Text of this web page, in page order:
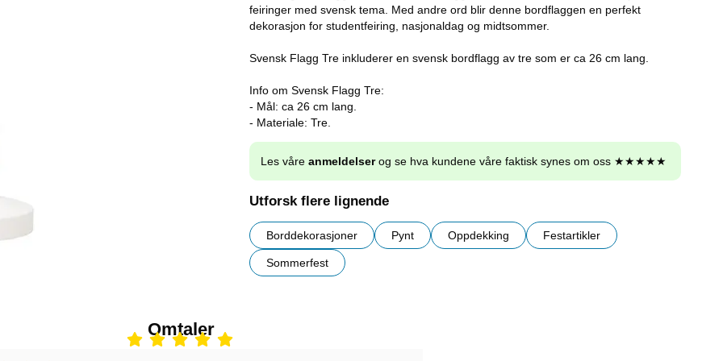
feiringer med svensk tema. Med andre ord blir denne bordflaggen en perfekt
dekorasjon for studentfeiring, nasjonaldag og midtsommer.
Svensk Flagg Tre inkluderer en svensk bordflagg av tre som er ca 26 cm lang.
Info om Svensk Flagg Tre:
- Mål: ca 26 cm lang.
- Materiale: Tre.
Les våre anmeldelserog se hva kundene våre faktisk synes om oss ★★★★★
Utforsk flere lignende
Borddekorasjoner Pynt Oppdekking Festartikler
Sommerfest
Omtaler